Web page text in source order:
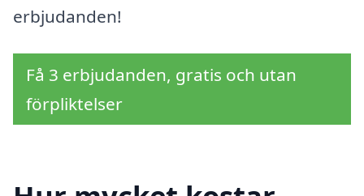
erbjudanden!
Få 3 erbjudanden, gratis och utan
förpliktelser